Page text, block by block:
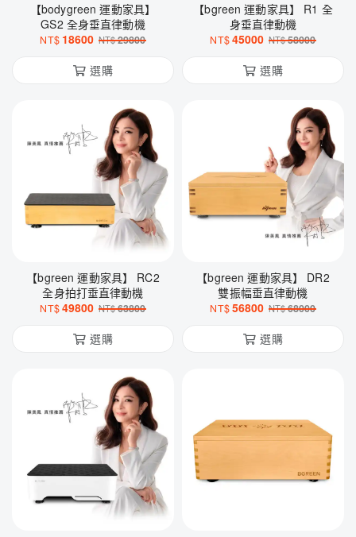
【bodygreen 運動家具】
GS2 全身垂直律動機
NT$ 18600 NT$29800
選購
【bgreen 運動家具】 R1 全
身垂直律動機
NT$45000 NT$58000
選購
【bgreen 運動家具】 RC2
全身拍打垂直律動機
NT$49800 NT$63800
選購
【bgreen 運動家具】 DR2
雙振幅垂直律動機
NT$56800 NT$68000
選購